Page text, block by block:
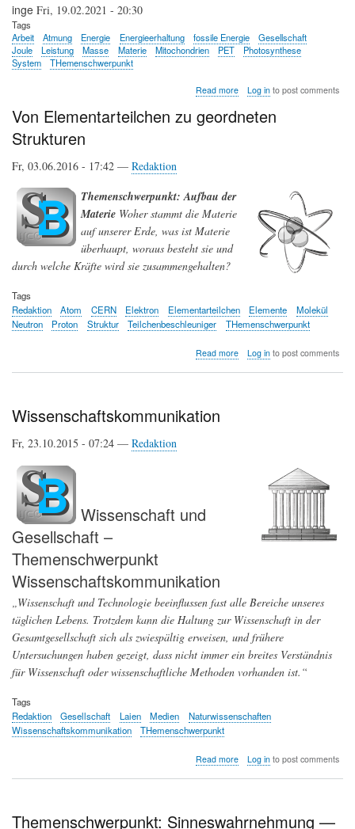
inge Fri, 19.02.2021 - 20:30
Tags
Arbeit
Atmung Energie Energieerhaltung fossile Energie
Gesellschaft
Joule
Leistung Masse Materie Mitochondrien PET
Photosynthese
System
THemenschwerpunkt
Read moreabout
Energie
-
der
Log into post comments
Von Elementarteilchen zu geordneten
Strukturen
Fr, 03.06.2016 - 17:42 — Redaktion
Themenschwerpunkt: Aufbau der
Materie Woher stammt die Materie
auf unserer Erde, was ist Materie
überhaupt, woraus besteht sie und
durch welche Kräfte wird sie zusammengehalten?
Tags
Redaktion
Atom CERN Elektron Elementarteilchen Elemente
Molekül
Neutron
Proton Struktur Teilchenbeschleuniger THemenschwerpunkt
Read moreabout
Log into post comments
Wissenschaftskommunikation
Fr, 23.10.2015 - 07:24 — Redaktion
Wissenschaft und
Gesellschaft –
Themenschwerpunkt
Wissenschaftskommunikation
„Wissenschaft und Technologie beeinflussen fast alle Bereiche unseres
täglichen Lebens. Trotzdem kann die Haltung zur Wissenschaft in der
Gesamtgesellschaft sich als zwiespältig erweisen, und frühere
Untersuchungen haben gezeigt, dass nicht immer ein breites Verständnis
für Wissenschaft oder wissenschaftliche Methoden vorhanden ist.“
Tags
Redaktion
Gesellschaft Laien Medien
Naturwissenschaften
Wissenschaftskommunikation
THemenschwerpunkt
Read moreabout
Log into post comments
Themenschwerpunkt: Sinneswahrnehmung —